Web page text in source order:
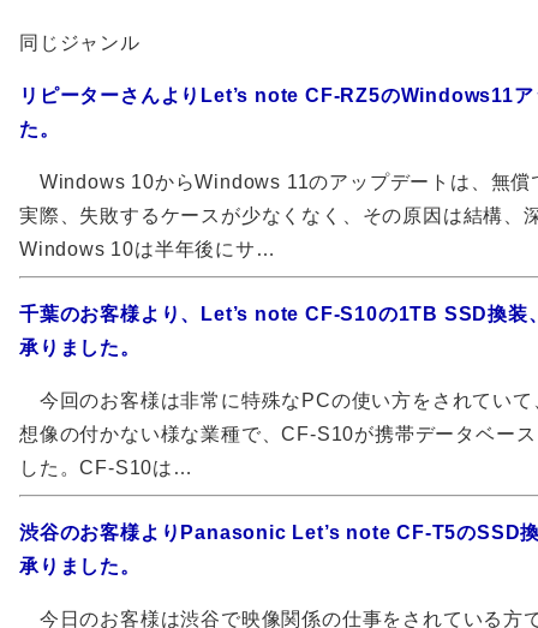
同じジャンル
リピーターさんよりLet’s note CF-RZ5のWindows11
た。
Windows 10からWindows 11のアップデートは、無
実際、失敗するケースが少なくなく、その原因は結構、
Windows 10は半年後にサ…
千葉のお客様より、Let’s note CF-S10の1TB SSD換装
承りました。
今回のお客様は非常に特殊なPCの使い方をされていて
想像の付かない様な業種で、CF-S10が携帯データベー
した。CF-S10は…
渋谷のお客様よりPanasonic Let’s note CF-T5のSSD
承りました。
今日のお客様は渋谷で映像関係の仕事をされている方